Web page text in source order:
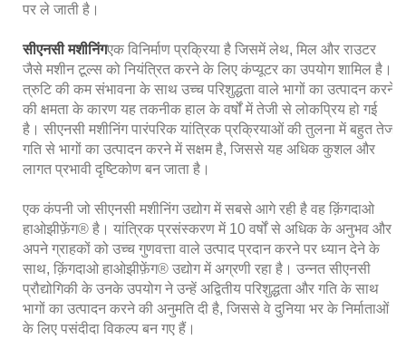
पर ले जाती है।
सीएनसी मशीनिंगएक विनिर्माण प्रक्रिया है जिसमें लेथ, मिल और राउटर
जैसे मशीन टूल्स को नियंत्रित करने के लिए कंप्यूटर का उपयोग शामिल है।
त्रुटि की कम संभावना के साथ उच्च परिशुद्धता वाले भागों का उत्पादन करने
की क्षमता के कारण यह तकनीक हाल के वर्षों में तेजी से लोकप्रिय हो गई
है। सीएनसी मशीनिंग पारंपरिक यांत्रिक प्रक्रियाओं की तुलना में बहुत तेज
गति से भागों का उत्पादन करने में सक्षम है, जिससे यह अधिक कुशल और
लागत प्रभावी दृष्टिकोण बन जाता है।
एक कंपनी जो सीएनसी मशीनिंग उद्योग में सबसे आगे रही है वह क़िंगदाओ
हाओझीफ़ेंग® है। यांत्रिक प्रसंस्करण में 10 वर्षों से अधिक के अनुभव और
अपने ग्राहकों को उच्च गुणवत्ता वाले उत्पाद प्रदान करने पर ध्यान देने के
साथ, क़िंगदाओ हाओझीफ़ेंग® उद्योग में अग्रणी रहा है। उन्नत सीएनसी
प्रौद्योगिकी के उनके उपयोग ने उन्हें अद्वितीय परिशुद्धता और गति के साथ
भागों का उत्पादन करने की अनुमति दी है, जिससे वे दुनिया भर के निर्माताओं
के लिए पसंदीदा विकल्प बन गए हैं।